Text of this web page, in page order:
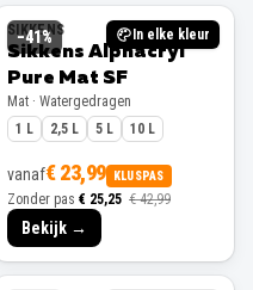
−41% In elke kleur
SIKKENS
Sikkens Alphacryl
Pure Mat SF
Mat · Watergedragen
1 L
2,5 L 5 L 10 L
vanaf€ 23,99 KLUSPAS
Zonder pas € 25,25 € 42,99
Bekijk →